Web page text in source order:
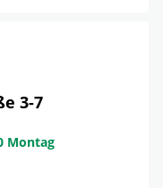
3-7
Montag